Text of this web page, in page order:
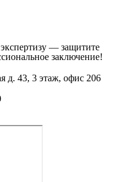
— защитите
заключение!
д. 43, 3 этаж, офис 206